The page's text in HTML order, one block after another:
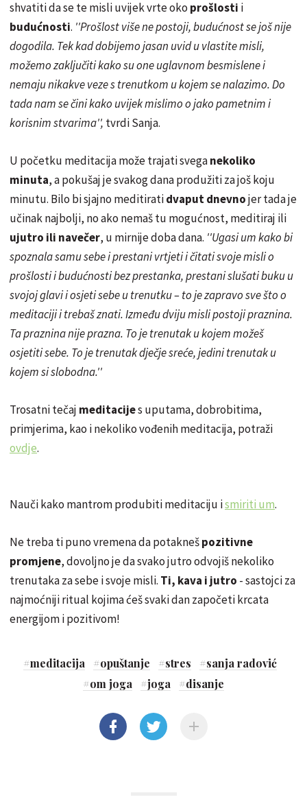
shvatiti da se te misli uvijek vrte oko prošlosti i
budućnosti. ''Prošlost više ne postoji, budućnost se još nije
dogodila. Tek kad dobijemo jasan uvid u vlastite misli,
možemo zaključiti kako su one uglavnom besmislene i
nemaju nikakve veze s trenutkom u kojem se nalazimo. Do
tada nam se čini kako uvijek mislimo o jako pametnim i
korisnim stvarima'', tvrdi Sanja.
U početku meditacija može trajati sveganekoliko
minuta, a pokušaj je svakog dana produžiti za još koju
minutu. Bilo bi sjajno meditiratidvaput dnevnojer tada je
učinak najbolji, no ako nemaš tu mogućnost, meditiraj ili
ujutro ili navečer, u mirnije doba dana. ''Ugasi um kako bi
spoznala samu sebe i prestani vrtjeti i čitati svoje misli o
prošlosti i budućnosti bez prestanka, prestani slušati buku u
svojoj glavi i osjeti sebe u trenutku – to je zapravo sve što o
meditaciji i trebaš znati. Između dviju misli postoji praznina.
Ta praznina nije prazna. To je trenutak u kojem možeš
osjetiti sebe. To je trenutak dječje sreće, jedini trenutak u
kojem si slobodna.''
Trosatni tečaj meditacijes uputama, dobrobitima,
primjerima, kao i nekoliko vođenih meditacija, potraži
ovdje.
Nauči kako mantrom produbiti meditaciju ismiriti um.
Ne treba ti puno vremena da potaknešpozitivne
promjene, dovoljno je da svako jutro odvojiš nekoliko
trenutaka za sebe i svoje misli. Ti, kava i jutro - sastojci za
najmoćniji ritual kojima ćeš svaki dan započeti krcata
energijom i pozitivom!
#meditacija #opuštanje #stres #sanja radović
#om joga #joga #disanje